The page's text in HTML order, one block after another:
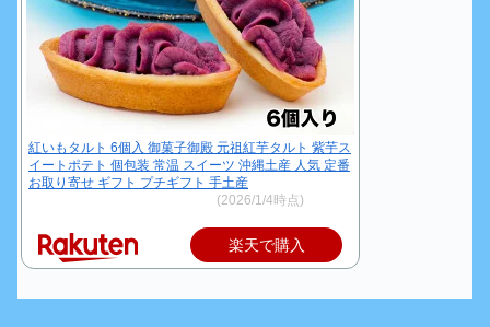
紅いもタルト 6個入 御菓子御殿 元祖紅芋タルト 紫芋ス
イートポテト 個包装 常温 スイーツ 沖縄土産 人気 定番
お取り寄せ ギフト プチギフト 手土産
(2026/1/4時点)
楽天で購入